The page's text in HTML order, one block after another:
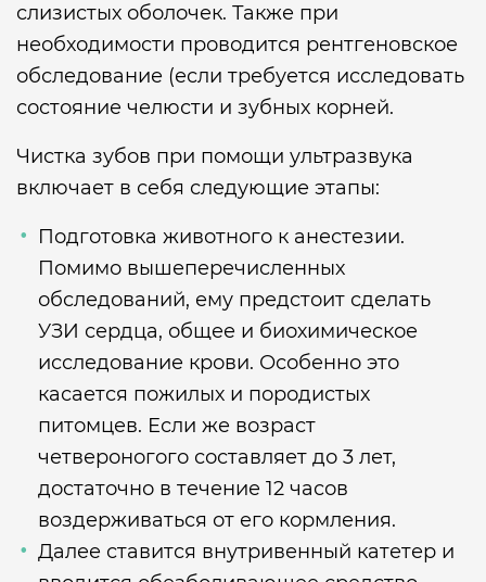
слизистых оболочек. Также при
необходимости проводится рентгеновское
обследование (если требуется исследовать
состояние челюсти и зубных корней.
Чистка зубов при помощи ультразвука
включает в себя следующие этапы:
Подготовка животного к анестезии.
Помимо вышеперечисленных
обследований, ему предстоит сделать
УЗИ сердца, общее и биохимическое
исследование крови. Особенно это
касается пожилых и породистых
питомцев. Если же возраст
четвероногого составляет до 3 лет,
достаточно в течение 12 часов
воздерживаться от его кормления.
Далее ставится внутривенный катетер и